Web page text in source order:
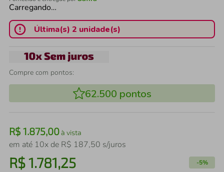
Carregando…
Última(s) 2 unidade(s)
Compre com pontos:
62.500 pontos
R$ 1.875,00à vista
em até 10x de R$ 187,50 s/juros
R$1.781,25 -5%